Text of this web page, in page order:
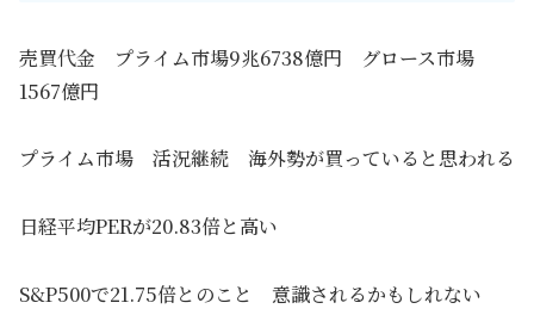
売買代金 プライム市場9兆6738億円 グロース市場
1567億円
プライム市場 活況継続 海外勢が買っていると思われる
日経平均PERが20.83倍と高い
S&P500で21.75倍とのこと 意識されるかもしれない